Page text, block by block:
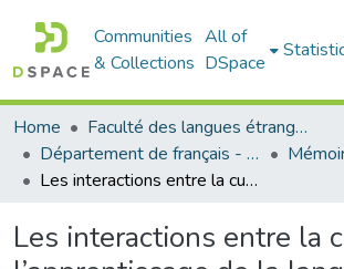
Communities
& Collections
All of
DSpace
Home
Faculté des langues étrangères
Département de français - قسم اللغة الفرنسية
Les interactions entre la culture et l’apprentissage de la langue dans la classe de FLE
Les interactions entre la